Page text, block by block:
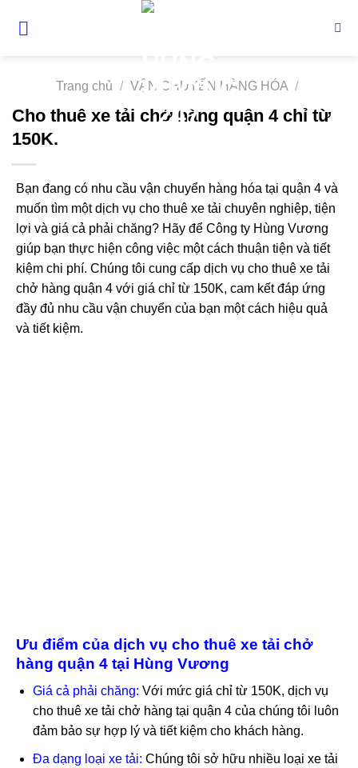
Trang chủ / VẬN CHUYỂN HÀNG HÓA /
Cho thuê xe tải chở hàng quận 4 chỉ từ
150K.
Bạn đang có nhu cầu vận chuyển hàng hóa tại quận 4 và
muốn tìm một dịch vụ cho thuê xe tải chuyên nghiệp, tiện
lợi và giá cả phải chăng? Hãy để Công ty Hùng Vương
giúp bạn thực hiện công việc một cách thuận tiện và tiết
kiệm chi phí. Chúng tôi cung cấp dịch vụ cho thuê xe tải
chở hàng quận 4 với giá chỉ từ 150K, cam kết đáp ứng
đầy đủ nhu cầu vận chuyển của bạn một cách hiệu quả
và tiết kiệm.
Ưu điểm của dịch vụ cho thuê xe tải chở
hàng quận 4 tại Hùng Vương
Giá cả phải chăng: Với mức giá chỉ từ 150K, dịch vụ
cho thuê xe tải chở hàng tại quận 4 của chúng tôi luôn
đảm bảo sự hợp lý và tiết kiệm cho khách hàng.
Đa dạng loại xe tải: Chúng tôi sở hữu nhiều loại xe tải